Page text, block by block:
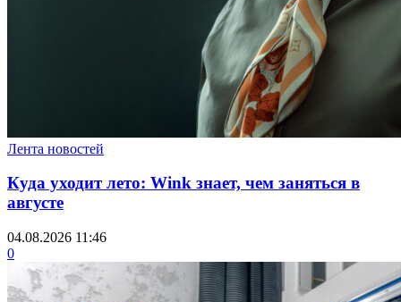
Лента новостей
Куда уходит лето: Wink знает, чем заняться в
августе
04.08.2026 11:46
0